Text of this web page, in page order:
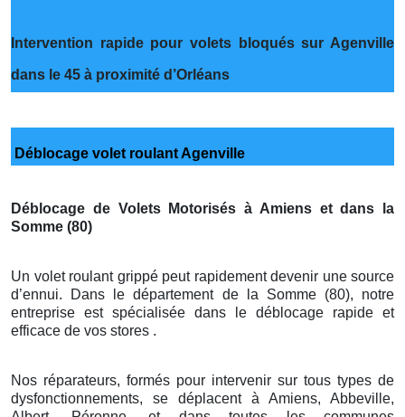
Intervention rapide pour volets bloqués sur Agenville
dans le 45 à proximité d’Orléans
Déblocage volet roulant Agenville
Déblocage de Volets Motorisés à Amiens et dans la
Somme (80)
Un volet roulant grippé peut rapidement devenir une source
d’ennui. Dans le département de la Somme (80), notre
entreprise est spécialisée dans le déblocage rapide et
efficace de vos stores .
Nos réparateurs, formés pour intervenir sur tous types de
dysfonctionnements, se déplacent à Amiens, Abbeville,